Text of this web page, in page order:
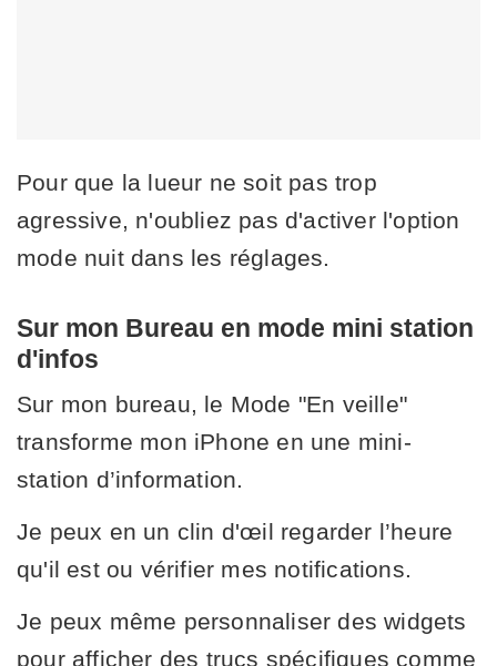
Pour que la lueur ne soit pas trop
agressive, n'oubliez pas d'activer l'option
mode nuit dans les réglages.
Sur mon Bureau en mode mini station
d'infos
Sur mon bureau, le Mode "En veille"
transforme mon iPhone en une mini-
station d’information.
Je peux en un clin d'œil regarder l’heure
qu'il est ou vérifier mes notifications.
Je peux même personnaliser des widgets
pour afficher des trucs spécifiques comme